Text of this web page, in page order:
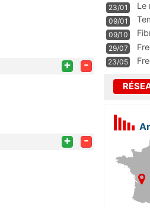
+ -
+ -
23/01
Le
m
09/01
09/10
29/07
23/05